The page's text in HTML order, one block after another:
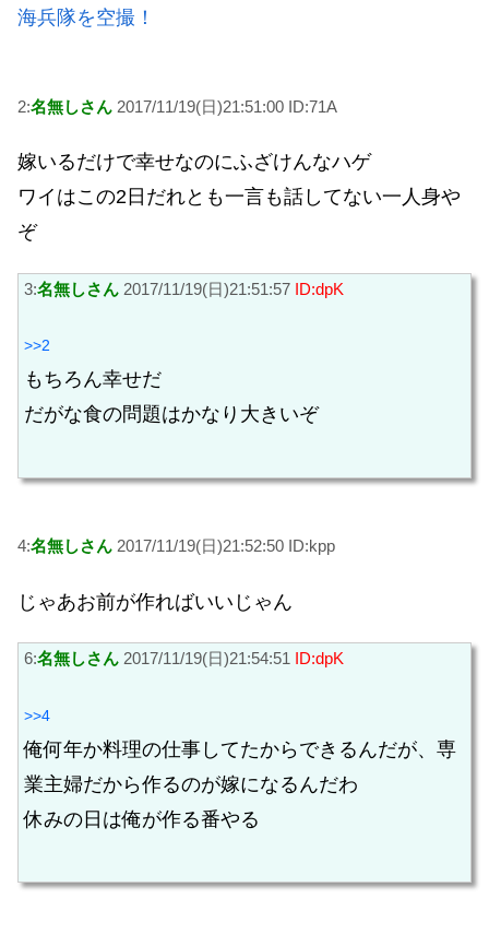
海兵隊を空撮！
2:名無しさん 2017/11/19(日)21:51:00 ID:71A
嫁いるだけで幸せなのにふざけんなハゲ
ワイはこの2日だれとも一言も話してない一人身や
ぞ
3:名無しさん 2017/11/19(日)21:51:57 ID:dpK
>>2
もちろん幸せだ
だがな食の問題はかなり大きいぞ
4:名無しさん 2017/11/19(日)21:52:50 ID:kpp
じゃあお前が作ればいいじゃん
6:名無しさん 2017/11/19(日)21:54:51 ID:dpK
>>4
俺何年か料理の仕事してたからできるんだが、専
業主婦だから作るのが嫁になるんだわ
休みの日は俺が作る番やる